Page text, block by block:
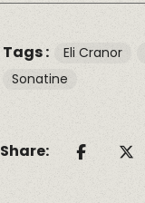
Tags : Eli Cranor
Sonatine
Share: